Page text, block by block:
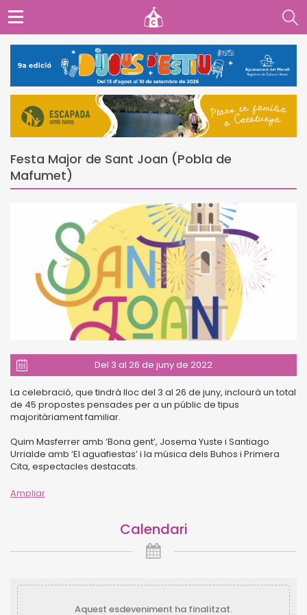
Festa Major de Sant Joan (Pobla de
Mafumet)
Del 3 al 26 de juny de 2022
La celebració, que tindrà lloc del 3 al 26 de juny, inclourà un total
de 45 propostes pensades per a un públic de tipus
majoritàriament familiar.
Quim Masferrer amb ‘Bona gent’, Josema Yuste i Santiago
Urrialde amb ‘El aguafiestas’ i la música dels Buhos i Primera
Cita, espectacles destacats.
Seguint el model instaurant en els darrers anys previs a la
denominació de “L’Arrencada!”, l’il·lusionista Jorge Luengo
presentarà “Supertrucos mentales: cómo funcionamos”, una
conferència col·laborativa i dinàmica que permetrà al públic
Tampoc no hi faltaran grans clàssics d’aquest període de l’any
Ampliar
Calendari
Aquest esdeveniment ha finalitzat.